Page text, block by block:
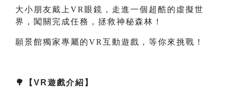
大小朋友戴上VR眼鏡，走進一個超酷的虛擬世
界，闖關完成任務，拯救神秘森林！
願景館獨家專屬的VR互動遊戲，等你來挑戰！
🌳【VR遊戲介紹】